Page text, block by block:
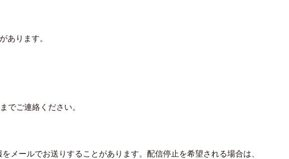
あります。
までご連絡ください。
メールでお送りすることがあります。配信停止を希望される場合は、